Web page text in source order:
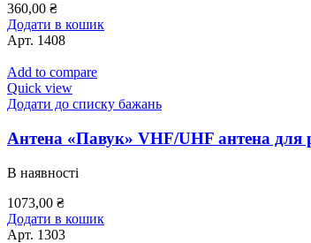
360,00 ₴
Додати в кошик
Арт. 1408
Add to compare
Quick view
Додати до списку бажань
Антена «Павук» VHF/UHF антена для
В наявності
1073,00 ₴
Додати в кошик
Арт. 1303